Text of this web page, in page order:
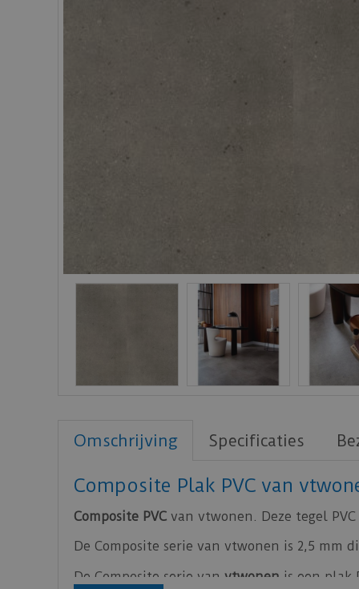
Omschrijving Specificaties
Composite Plak PVC van
Composite PVC van vtwonen. Deze tegel
De Composite serie van vtwonen is 2,5 mm
De Composite serie van vtwonen is een plak